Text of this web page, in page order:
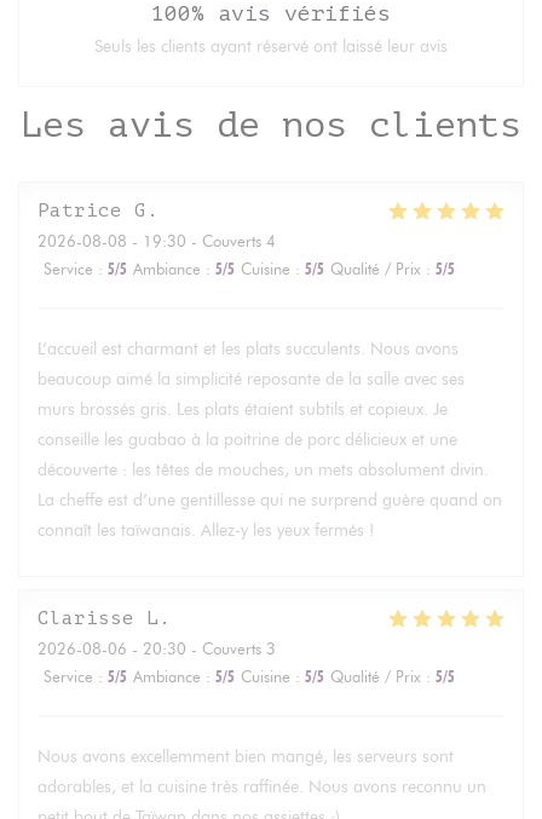
Les avis de nos clients
Patrice G
2026-08-08 - 19:30 - Couverts 4
Service : 5/5 Ambiance : 5/5 Cuisine : 5/5 Qualité / Prix : 5/5
L’accueil est charmant et les plats succulents. Nous avons
beaucoup aimé la simplicité reposante de la salle avec ses
murs brossés gris. Les plats étaient subtils et copieux. Je
conseille les guabao à la poitrine de porc délicieux et une
découverte : les têtes de mouches, un mets absolument divin.
La cheffe est d’une gentillesse qui ne surprend guère quand on
connaît les taïwanais. Allez-y les yeux fermés !
Clarisse L
2026-08-06 - 20:30 - Couverts 3
Service : 5/5 Ambiance : 5/5 Cuisine : 5/5 Qualité / Prix : 5/5
Nous avons excellemment bien mangé, les serveurs sont
adorables, et la cuisine très raffinée. Nous avons reconnu un
100% avis vérifiés
Seuls les clients ayant réservé ont laissé leur avis